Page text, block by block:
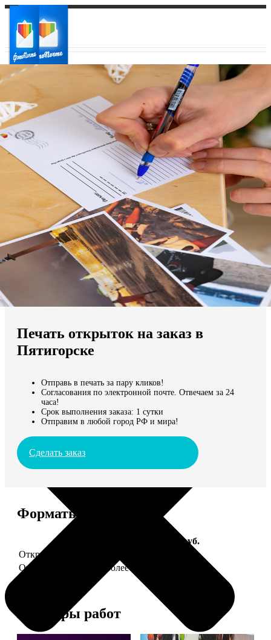
Ваш город:
Ваш регион доставки
Выберите из списка:
Мы доставляем по всему миру
Продолжить без города
Печать открыток на заказ в
Пятигорске
Отправь в печать за пару кликов!
Согласования по электронной почте. Отвечаем за 24
часа!
Срок выполнения заказа: 1 сутки
Отправим в любой город РФ и мира!
Сделать заказ
Форматы и цены
Цена, руб.
Открытка А5 "отправим за Вас"
Открытка А5 6 шт и более
Примеры работ